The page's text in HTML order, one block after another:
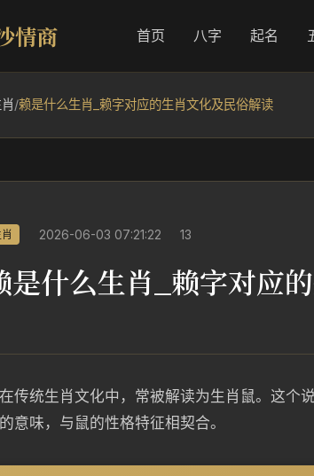
情商 首页 八字 起名
/赖是什么生肖_赖字对应的生肖文化及民俗解读
2026-06-03 07:21:22 13
是什么生肖_赖字对应
传统生肖文化中，常被解读为生肖鼠。这个
意味，与鼠的性格特征相契合。